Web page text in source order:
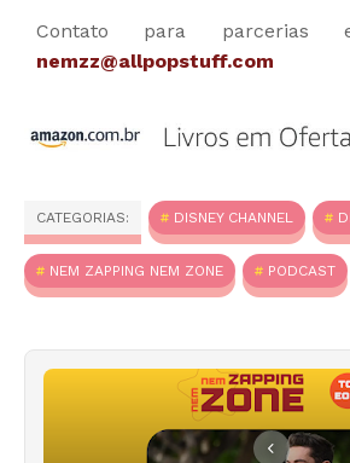
Contato para parcerias
nemzz@allpopstuff.com
CATEGORIAS: DISNEY CHANNEL
NEM ZAPPING NEM ZONE PODCAST